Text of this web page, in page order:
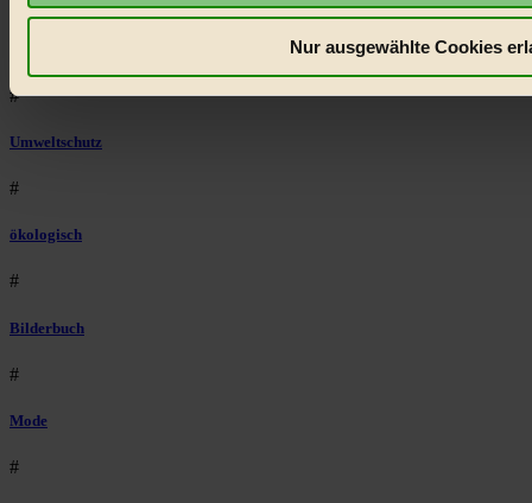
Nur ausgewählte Cookies
#
Umweltschutz
#
ökologisch
#
Bilderbuch
#
Mode
#